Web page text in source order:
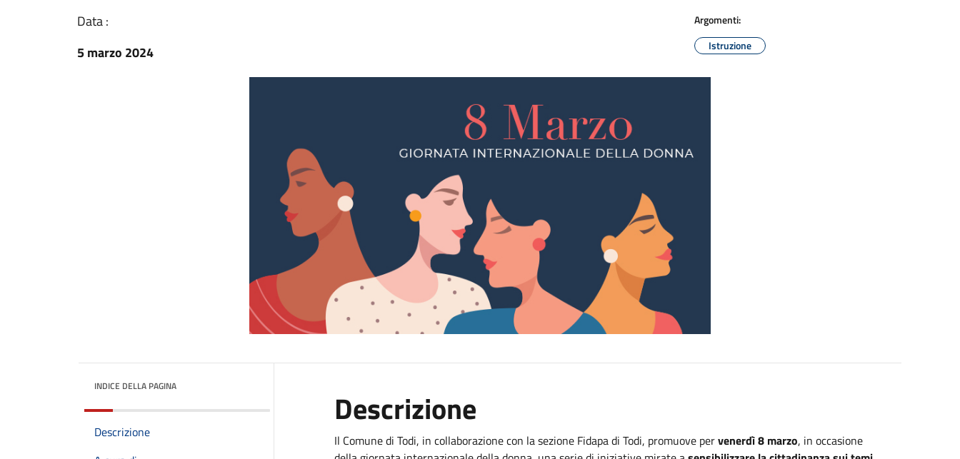
Data :
5 marzo 2024
Argomenti:
Istruzione
INDICE DELLA PAGINA
Descrizione
Descrizione
Il Comune di Todi, in collaborazione con la sezione Fidapa di Todi, promuove pervenerdì 8 marzo, in occasione